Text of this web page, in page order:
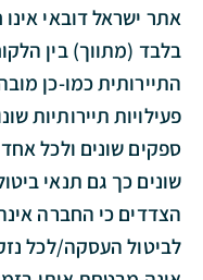
אתר ישראל דובאי
בלבד (מתווך) בין
התיירותית כמו-כן
פעילויות תיירותיות
ספקים שונים ולכל
שונים כך גם תנאי
הצדדים כי החברה
לביטול העסקה/לכל